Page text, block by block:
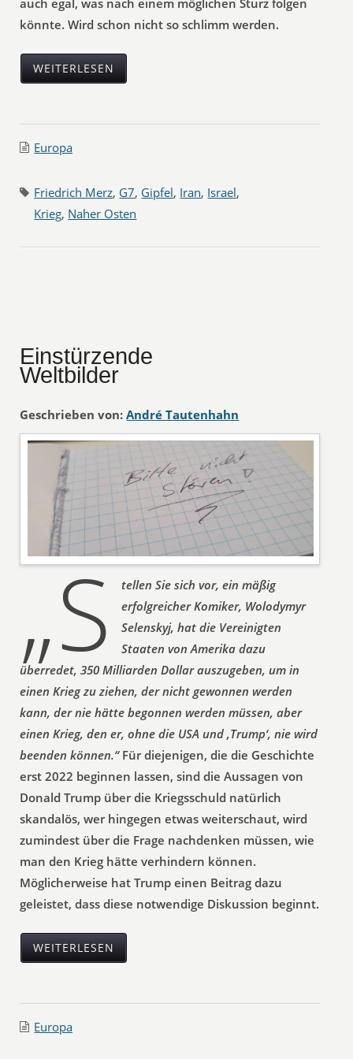
auch egal, was nach einem möglichen Sturz folgen
könnte. Wird schon nicht so schlimm werden.
WEITERLESEN
Europa
Friedrich Merz, G7, Gipfel, Iran, Israel,
Krieg, Naher Osten
Einstürzende
Weltbilder
Geschrieben von: André Tautenhahn
„S
tellen Sie sich vor, ein mäßig
erfolgreicher Komiker, Wolodymyr
Selenskyj, hat die Vereinigten
Staaten von Amerika dazu
überredet, 350 Milliarden Dollar auszugeben, um in
einen Krieg zu ziehen, der nicht gewonnen werden
kann, der nie hätte begonnen werden müssen, aber
einen Krieg, den er, ohne die USA und ‚Trump‘, nie wird
beenden können.“Für diejenigen, die die Geschichte
erst 2022 beginnen lassen, sind die Aussagen von
Donald Trump über die Kriegsschuld natürlich
skandalös, wer hingegen etwas weiterschaut, wird
zumindest über die Frage nachdenken müssen, wie
man den Krieg hätte verhindern können.
Möglicherweise hat Trump einen Beitrag dazu
geleistet, dass diese notwendige Diskussion beginnt.
WEITERLESEN
Europa